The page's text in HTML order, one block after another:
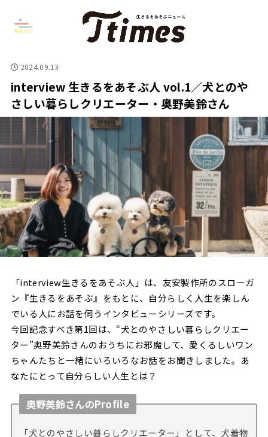
2024.09.13
interview 生きるをあそぶ人 vol.1／犬とのや
さしい暮らしクリエーター・奥野美鈴さん
「interview生きるをあそぶ人」は、友安製作所のスローガ
ン『生きるをあそぶ』をもとに、自分らしく人生を楽しん
でいる人にお話を伺うインタビューシリーズです。
今回記念すべき第1回は、“犬とのやさしい暮らしクリエー
ター”奥野美鈴さんのおうちにお邪魔して、愛くるしいワン
ちゃんたちと一緒にいろいろなお話をお聞きしました。あ
なたにとって自分らしい人生とは？
奥野美鈴さんのProfile
「犬とのやさしい暮らしクリエーター」として、犬着物